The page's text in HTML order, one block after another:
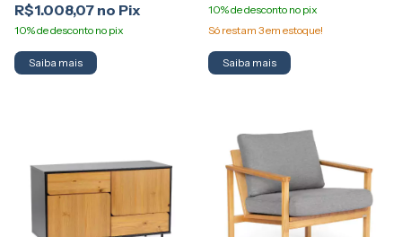
R$1.008,07
Só restam 3em estoque!
Saiba mais